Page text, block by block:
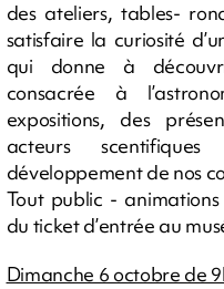
des ateliers, tables-
satisfaire la curiosité
qui donne à
consacrée à
expositions, des
acteurs
développement de nos
Tout public -
du ticket d’entrée au
Dimanche 6 octobre de